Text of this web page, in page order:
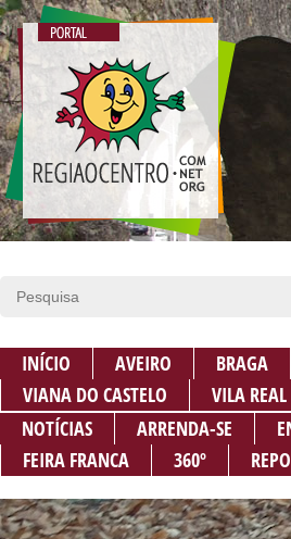
INÍCIO AVEIRO BRAGA
VIANA DO CASTELO
VILA REAL
NOTÍCIAS
ARRENDA-SE
FEIRA FRANCA
360º